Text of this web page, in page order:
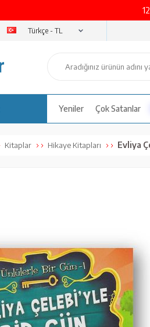
Türkçe - TL
Yeniler Çok Satanlar
Kitaplar Hikaye Kitapları Evliya